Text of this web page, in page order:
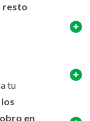
resto
tu
en